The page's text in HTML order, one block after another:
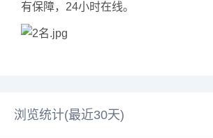
有保障，24小时在线。
浏览统计(最近30天)